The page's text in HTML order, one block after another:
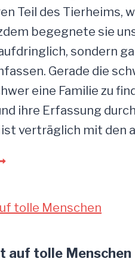
Teil des Tierheims,
begegnete sie
sondern
Gerade die
eine Familie zu
ihre Erfassung
ist verträglich mit den
auf tolle Menschen